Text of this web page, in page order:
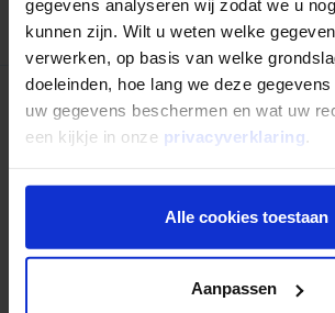
gegevens analyseren wij zodat we u
kunnen zijn. Wilt u weten welke
verwerken, op basis van welke
doeleinden, hoe lang we deze
uw gegevens beschermen en wat uw
een kijkje in onze privacyverklaring.
Alle cookies toestaan
Aanpassen
Nog niet uitgelezen?